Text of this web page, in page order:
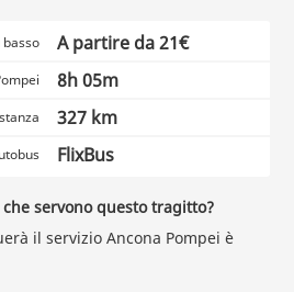
A partire da 21€
8h 05m
327 km
FlixBus
servono questo tragitto?
il servizio Ancona Pompei è